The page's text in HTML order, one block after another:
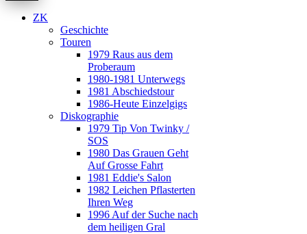
ZK
Geschichte
Touren
1979 Raus aus dem
Proberaum
1980-1981 Unterwegs
1981 Abschiedstour
1986-Heute Einzelgigs
Diskographie
1979 Tip Von Twinky /
SOS
1980 Das Grauen Geht
Auf Grosse Fahrt
1981 Eddie's Salon
1982 Leichen Pflasterten
Ihren Weg
1996 Auf der Suche nach
dem heiligen Gral